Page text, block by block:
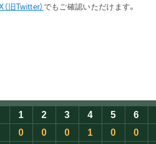
旧Twitter） でもご確認いただけます。
1 2 3 4 5 6
0 0 0 1 0 0